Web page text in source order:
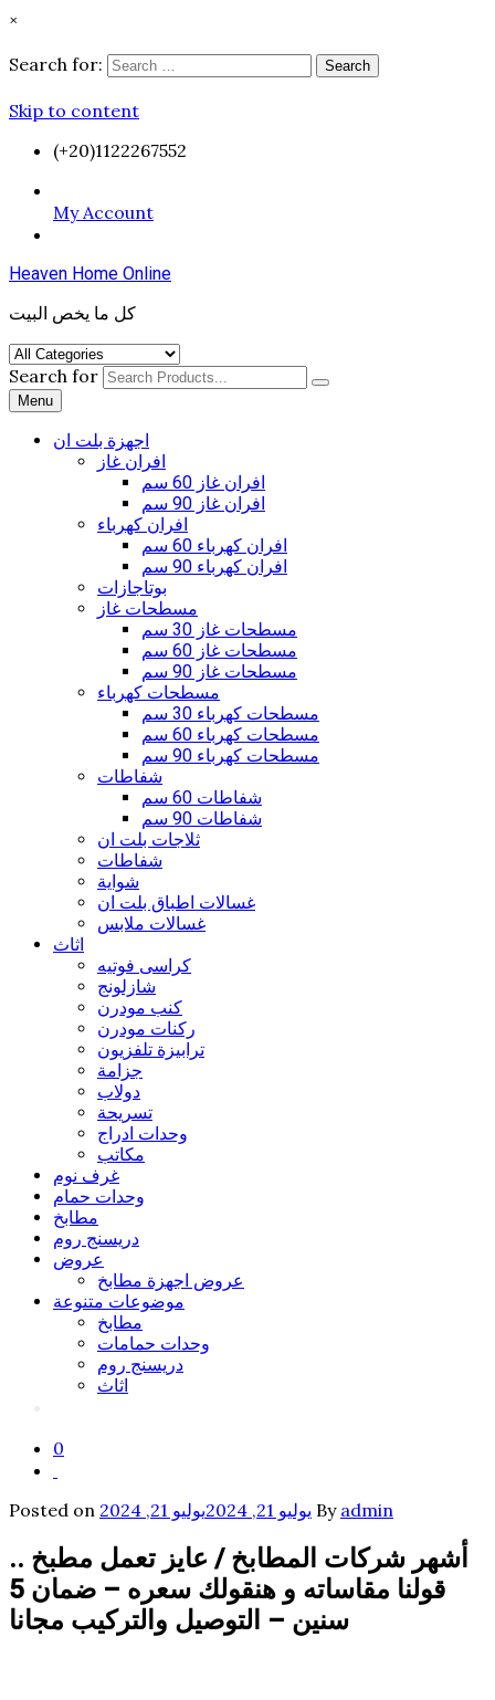
×
Search for:
Search
Skip to content
(+20)1122267552
My Account
Heaven Home Online
كل ما يخص البيت
Search for
Menu
اجهزة بلت ان
افران غاز
افران غاز 60 سم
افران غاز 90 سم
افران كهرباء
افران كهرباء 60 سم
افران كهرباء 90 سم
بوتاجازات
مسطحات غاز
مسطحات غاز 30 سم
مسطحات غاز 60 سم
مسطحات غاز 90 سم
مسطحات كهرباء
مسطحات كهرباء 30 سم
مسطحات كهرباء 60 سم
مسطحات كهرباء 90 سم
شفاطات
شفاطات 60 سم
شفاطات 90 سم
ثلاجات بلت ان
شفاطات
شواية
غسالات اطباق بلت ان
غسالات ملابس
اثاث
كراسى فوتيه
شازلونج
كنب مودرن
ركنات مودرن
ترابيزة تلفزيون
جزامة
دولاب
تسريحة
وحدات ادراج
مكاتب
غرف نوم
وحدات حمام
مطابخ
دريسنج روم
عروض
عروض اجهزة مطابخ
موضوعات متنوعة
مطابخ
وحدات حمامات
دريسنج روم
اثاث
0
Posted on يوليو 21, 2024 يوليو 21, 2024 By admin
أشهر شركات المطابخ / عايز تعمل مطبخ ..
قولنا مقاساته و هنقولك سعره – ضمان 5
سنين – التوصيل والتركيب مجانا